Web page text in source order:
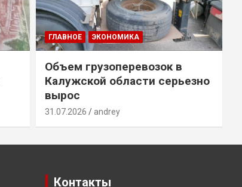
ГЛАВНОЕ ЭКОНОМИКА
Объем грузоперевозок в
Калужской области серьезно
вырос
31.07.2026 andrey
Контакты